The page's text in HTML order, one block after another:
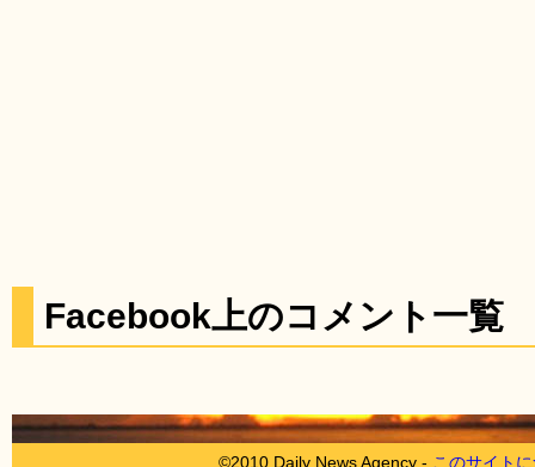
Facebook上のコメント一覧
©2010 Daily News Agency - このサイト